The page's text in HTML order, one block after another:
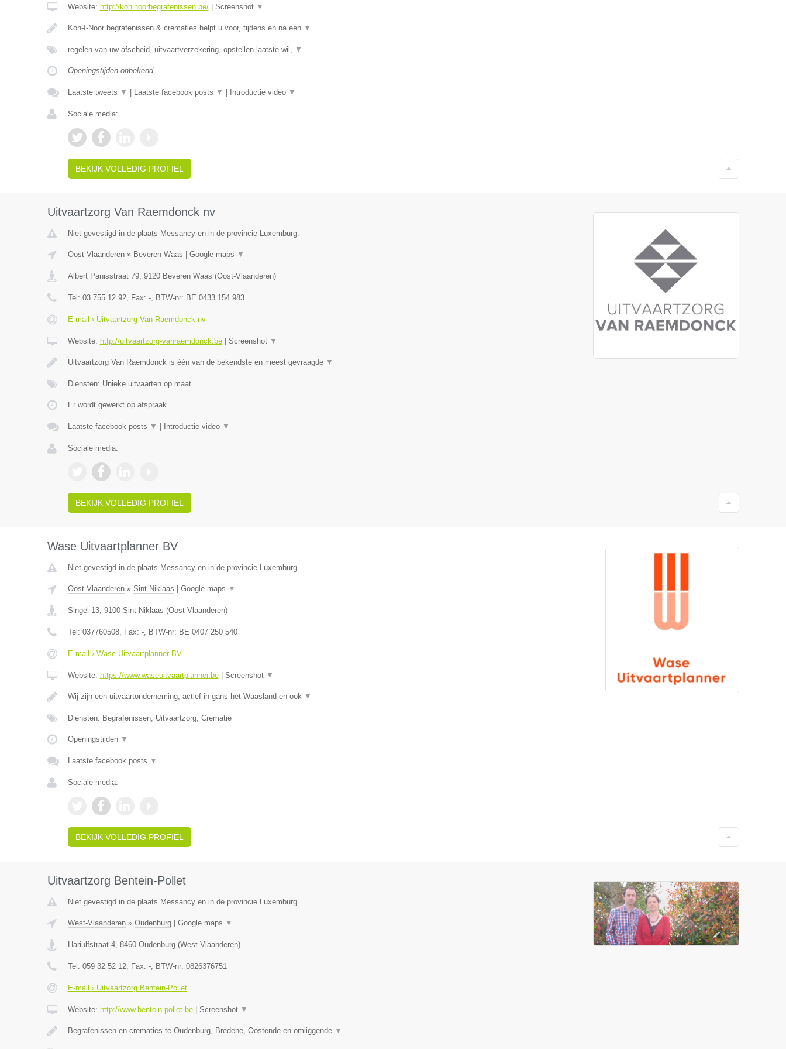
Website: http://kohinoorbegrafenissen.be/| Screenshot ▼
Koh-I-Noor begrafenissen & crematies helpt u voor, tijdens en na een ▼
regelen van uw afscheid, uitvaartverzekering, opstellen laatste wil, ▼
Openingstijden onbekend
Laatste tweets ▼ Laatste facebook posts ▼ Introductie video ▼
Sociale media:
BEKIJK VOLLEDIG PROFIEL
Uitvaartzorg Van Raemdonck nv
Niet gevestigd in de plaats Messancy en in de provincie Luxemburg.
Oost-Vlaanderen» Beveren Waas Google maps ▼
Albert Panisstraat 79, 9120 Beveren Waas (Oost-Vlaanderen)
Tel: 03 755 12 92, Fax: -, BTW-nr: BE 0433 154 983
E-mail › Uitvaartzorg Van Raemdonck nv
Website: http://uitvaartzorg-vanraemdonck.be| Screenshot ▼
Uitvaartzorg Van Raemdonck is één van de bekendste en meest gevraagde ▼
Diensten: Unieke uitvaarten op maat
Er wordt gewerkt op afspraak.
Laatste facebook posts ▼ Introductie video ▼
Sociale media:
BEKIJK VOLLEDIG PROFIEL
Wase Uitvaartplanner BV
Niet gevestigd in de plaats Messancy en in de provincie Luxemburg.
Oost-Vlaanderen» Sint Niklaas Google maps ▼
Singel 13, 9100 Sint Niklaas (Oost-Vlaanderen)
Tel: 037760508, Fax: -, BTW-nr: BE 0407 250 540
E-mail › Wase Uitvaartplanner BV
Website: https://www.waseuitvaartplanner.be| Screenshot ▼
Wij zijn een uitvaartonderneming, actief in gans het Waasland en ook ▼
Diensten: Begrafenissen, Uitvaartzorg, Crematie
Openingstijden ▼
Laatste facebook posts ▼
Sociale media:
BEKIJK VOLLEDIG PROFIEL
Uitvaartzorg Bentein-Pollet
Niet gevestigd in de plaats Messancy en in de provincie Luxemburg.
West-Vlaanderen» Oudenburg| Google maps ▼
Hariulfstraat 4, 8460 Oudenburg(West-Vlaanderen)
Tel: 059 32 52 12, Fax: -, BTW-nr: 0826376751
E-mail › Uitvaartzorg Bentein-Pollet
Website: http://www.bentein-pollet.be| Screenshot ▼
Begrafenissen en crematies te Oudenburg, Bredene, Oostende en omliggende ▼